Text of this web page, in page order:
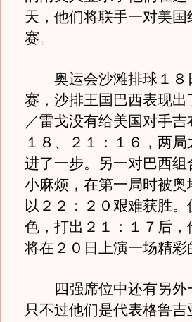
天，他们将联手一对美
赛。
奥运会沙滩排球１８
赛，沙排王国巴西表现
／雷戈没有给美国对手
１８、２１：１６，两
进了一步。另一对巴西
小麻烦，在第一局时被
以２２：２０艰难获胜
色，打出２１：１７后
将在２０日上演一场精彩
四强席位中还有另外
只不过他们是代表格鲁